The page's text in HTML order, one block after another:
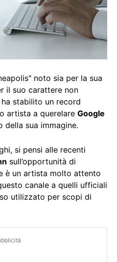
noto sia per la sua
il suo carattere non
stabilito un record
artista a querelare Google
sua immagine.
si pensi alle recenti
sull’opportunità di
è un artista molto attento
canale a quelli ufficiali
utilizzato per scopi di